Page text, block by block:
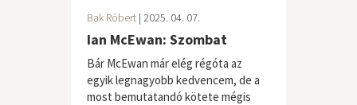
Bak Róbert | 2025. 04. 07.
Ian McEwan: Szombat
Bár McEwan már elég régóta az
egyik legnagyobb kedvencem, de a
most bemutatandó kötete mégis